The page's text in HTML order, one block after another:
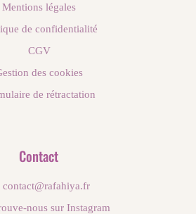
Mentions légales
de confidentialité
CGV
des cookies
de rétractation
Contact
contact@rafahiya.fr
nous sur Instagram